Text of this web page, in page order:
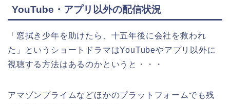
YouTube・アプリ以外の配信状況
「窓拭き少年を助けたら、十五年後に会社を救われ
た」というショートドラマはYouTubeやアプリ以外に
視聴する方法はあるのかというと・・・
アマゾンプライムなどほかのプラットフォームでも残